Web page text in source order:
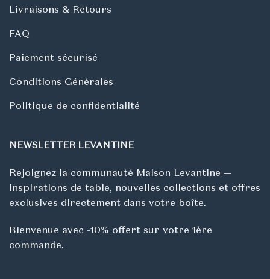
Livraisons & Retours
FAQ
Paiement sécurisé
Conditions Générales
Politique de confidentialité
NEWSLETTER LEVANTINE
Rejoignez la communauté Maison Levantine —
inspirations de table, nouvelles collections et offres
exclusives directement dans votre boîte.
Bienvenue avec -10% offert sur votre 1ère
commande.